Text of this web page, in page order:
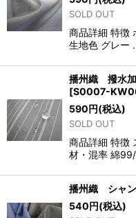
SOLD OUT
商品詳細 特徴
生地色 グレー
播州織 撥水
[S0007-
590円(税込)
SOLD OUT
商品詳細 特徴
材・混率 綿
播州織 シャ
540円(税込)